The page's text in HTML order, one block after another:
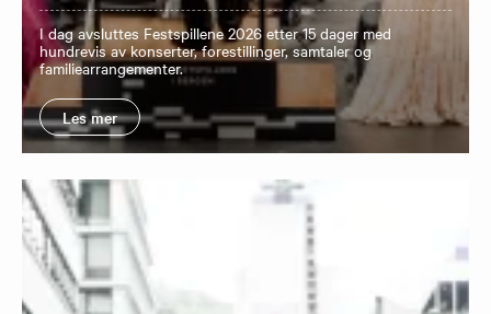
I dag avsluttes Festspillene 2026 etter 15 dager med
hundrevis av konserter, forestillinger, samtaler og
familiearrangementer.
Les mer